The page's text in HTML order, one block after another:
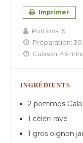
Imprimer
Portions: 6
Préparation: 30
Cuisson: 45
INGRÉDIENTS
2 pommes Gala
1 céleri-rave
1 gros oignon